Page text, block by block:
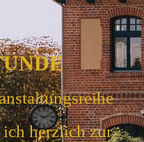
herzlich zur